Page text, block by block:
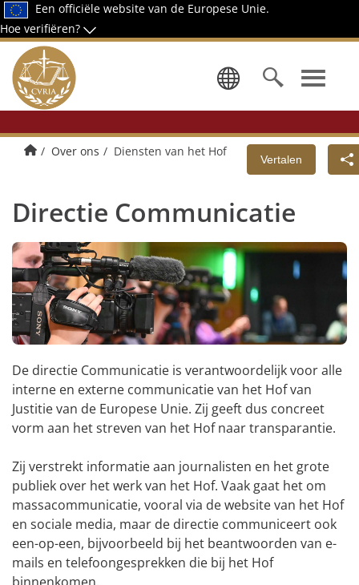
Een officiële website van de Europese Unie.
Hoe verifiëren?
Kies een
Startpagina
Over ons Diensten van het Hof
Vertalen
Directie Communicatie
De directie Communicatie is verantwoordelijk voor alle
interne en externe communicatie van het Hof van
Justitie van de Europese Unie. Zij geeft dus concreet
vorm aan het streven van het Hof naar transparantie.
Zij verstrekt informatie aan journalisten en het grote
publiek over het werk van het Hof. Vaak gaat het om
massacommunicatie, vooral via de website van het Hof
en sociale media, maar de directie communiceert ook
een-op-een, bijvoorbeeld bij het beantwoorden van e-
mails en telefoongesprekken die bij het Hof